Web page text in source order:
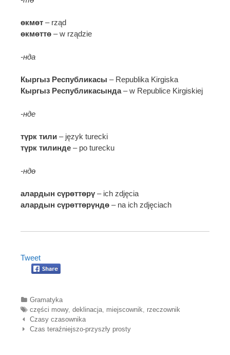
өкмөт – rząd
өкмөттө – w rządzie
-нда
Кыргыз Республикасы – Republika Kirgiska
Кыргыз Республикасында– w Republice Kirgiskiej
-нде
түрк тили – język turecki
түрк тилинде – po turecku
-ндө
алардын сүрөттөрү – ich zdjęcia
алардын сүрөттөрүндө – na ich zdjęciach
Tweet
Categories
Gramatyka
Tags
części mowy, deklinacja, miejscownik, rzeczownik
Nawigacja wpisów
Czasy czasownika
Czas teraźniejszo-przyszły prosty